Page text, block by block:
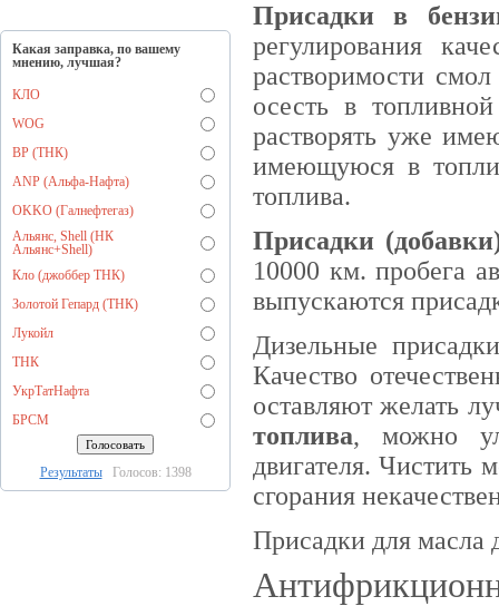
Какая заправка, по вашему
мнению, лучшая?
КЛО
WOG
BP (ТНК)
ANP (Альфа-Нафта)
OKKO (Галнефтегаз)
Альянс, Shell (НК
Альянс+Shell)
Кло (джоббер ТНК)
Золотой Гепард (ТНК)
Лукойл
ТНК
УкрТатНафта
БРСМ
РезультатыГолосов: 1398
Присадки в
регулирования
растворимости
осесть в
растворять уже
имеющуюся в
топлива.
Присадки
10000 км. пробега
выпускаются
Дизельные
Качество
оставляют желать
топлива, можно
двигателя. Чистить
сгорания
Присадки для масла